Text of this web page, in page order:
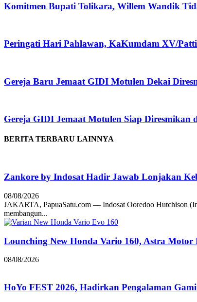
Komitmen Bupati Tolikara, Willem Wandik
Peringati Hari Pahlawan, KaKumdam XV/
Gereja Baru Jemaat GIDI Motulen Dekai
Gereja GIDI Jemaat Motulen Siap Diresmikan
BERITA TERBARU LAINNYA
Zankore by Indosat Hadir Jawab Lonjakan
08/08/2026
JAKARTA, PapuaSatu.com — Indosat Ooredoo Hutchison
membangun...
Lounching New Honda Vario 160, Astra
08/08/2026
HoYo FEST 2026, Hadirkan Pengalaman